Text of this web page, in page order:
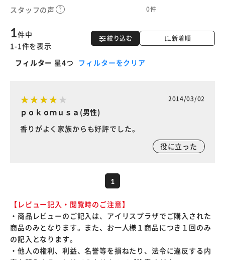
スタッフの声 0件
絞り込む 新着順
1件中
1-1件を表示
フィルター 星4つ フィルターをクリア
2014/03/02
ｐｏｋｏｍｕｓａ(男性)
香りがよく家族からも好評でした。
役に立った
1
【レビュー記入・閲覧時のご注意】
・商品レビューのご記入は、アイリスプラザでご購入された
商品のみとなります。また、お一人様１商品につき１回のみ
の記入となります。
・他人の権利、利益、名誉等を損ねたり、法令に違反する内